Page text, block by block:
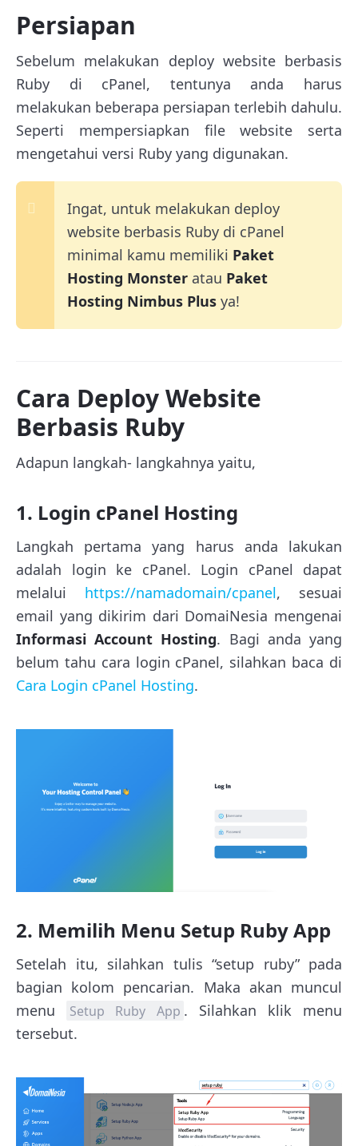
Persiapan
Sebelum melakukan deploy website berbasis
Ruby di cPanel, tentunya anda harus
melakukan beberapa persiapan terlebih dahulu.
Seperti mempersiapkan file website serta
mengetahui versi Ruby yang digunakan.
Ingat, untuk melakukan deploy
website berbasis Ruby di cPanel
minimal kamu memiliki Paket
Hosting Monster atau Paket
Hosting Nimbus Plus ya!
Cara Deploy Website
Berbasis Ruby
Adapun langkah- langkahnya yaitu,
1. Login cPanel Hosting
Langkah pertama yang harus anda lakukan
adalah login ke cPanel. Login cPanel dapat
melalui https://namadomain/cpanel, sesuai
email yang dikirim dari DomaiNesia mengenai
Informasi Account Hosting. Bagi anda yang
belum tahu cara login cPanel, silahkan baca di
Cara Login cPanel Hosting.
2. Memilih Menu Setup Ruby App
Setelah itu, silahkan tulis “setup ruby” pada
bagian kolom pencarian. Maka akan muncul
menu
Setup Ruby App . Silahkan klik menu
tersebut.